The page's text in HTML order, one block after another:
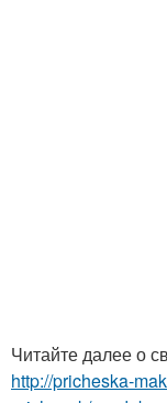
Читайте далее о
http://pricheska-